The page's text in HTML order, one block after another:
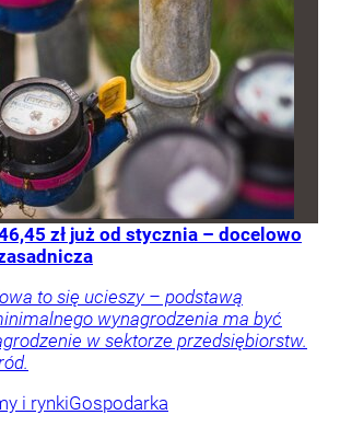
zł już od stycznia – docelowo
to się ucieszy – podstawą
wynagrodzenia ma być
w sektorze przedsiębiorstw.
i rynkiGospodarka